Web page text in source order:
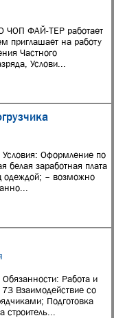
ЧОП ФАЙ-ТЕР работает
приглашает на работу
Частного
Услови...
Оформление по
белая заработная плата
одеждой; – возможно
Работа и
Взаимодействие со
Подготовка